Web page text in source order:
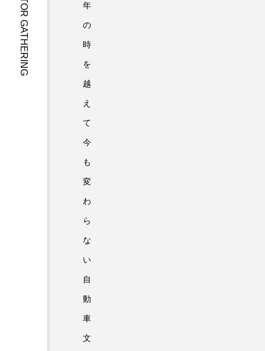
年
の
時
を
越
え
て
今
も
変
わ
ら
な
い
自
動
車
文